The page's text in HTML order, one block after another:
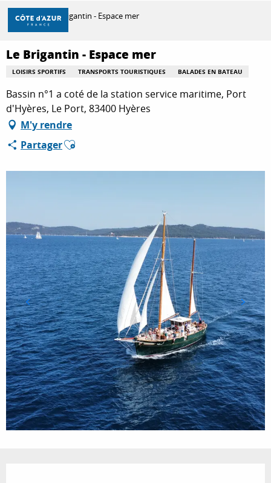
Aller
contenu
principal
DÉCOUVRIR
À FAIRE
SÉJOURNER
Accueil Le Brigantin - Espace mer
Le Brigantin - Espace mer
LOISIRS SPORTIFS TRANSPORTS TOURISTIQUES BALADES EN BATEAU
Bassin n°1 a coté de la station service maritime, Port
d'Hyères, Le Port, 83400 Hyères
M'y rendre
PartagerAjouter aux favoris